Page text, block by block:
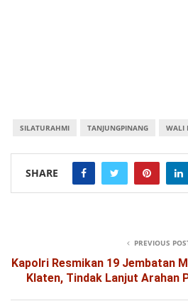
SILATURAHMI TANJUNGPINANG WALI
SHARE
PREVIOUS
Kapolri Resmikan 19 Jembatan
Klaten, Tindak Lanjut Arahan